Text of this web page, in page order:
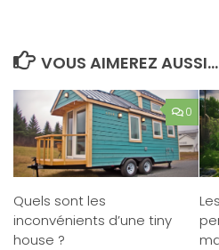
VOUS AIMEREZ AUSSI...
0
Quels sont les
inconvénients d’une tiny
house ?